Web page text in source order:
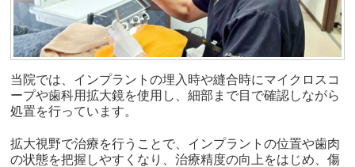
当院では、インプラントの埋入時や縫合時にマイクロスコ
ープや歯科用拡大鏡を使用し、細部まで目で確認しながら
処置を行っています。
拡大視野で治療を行うことで、インプラントの位置や歯肉
の状態を把握しやすくなり、治療精度の向上をはじめ、傷